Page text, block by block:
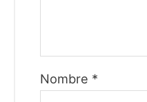
Nombre *